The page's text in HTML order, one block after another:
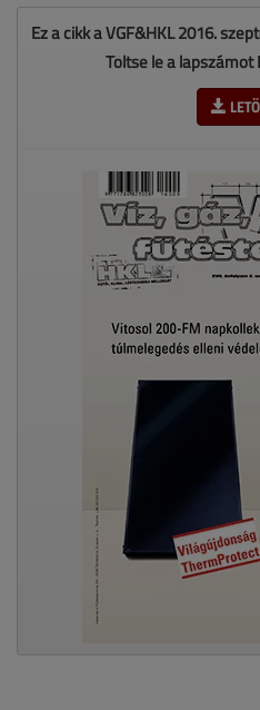
Ez a cikk a VGF&HKL 2016.
Töltse le a